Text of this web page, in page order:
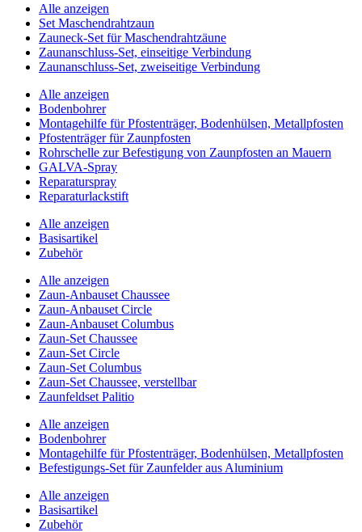
Alle anzeigen
Set Maschendrahtzaun
Zauneck-Set für Maschendrahtzäune
Zaunanschluss-Set, einseitige Verbindung
Zaunanschluss-Set, zweiseitige Verbindung
Alle anzeigen
Bodenbohrer
Montagehilfe für Pfostenträger, Bodenhülsen, Metallpfosten
Pfostenträger für Zaunpfosten
Rohrschelle zur Befestigung von Zaunpfosten an Mauern
GALVA-Spray
Reparaturspray
Reparaturlackstift
Alle anzeigen
Basisartikel
Zubehör
Alle anzeigen
Zaun-Anbauset Chaussee
Zaun-Anbauset Circle
Zaun-Anbauset Columbus
Zaun-Set Chaussee
Zaun-Set Circle
Zaun-Set Columbus
Zaun-Set Chaussee, verstellbar
Zaunfeldset Palitio
Alle anzeigen
Bodenbohrer
Montagehilfe für Pfostenträger, Bodenhülsen, Metallpfosten
Befestigungs-Set für Zaunfelder aus Aluminium
Alle anzeigen
Basisartikel
Zubehör